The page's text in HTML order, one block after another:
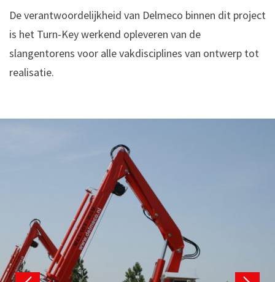
De verantwoordelijkheid van Delmeco binnen dit project
is het Turn-Key werkend opleveren van de
slangentorens voor alle vakdisciplines van ontwerp tot
realisatie.